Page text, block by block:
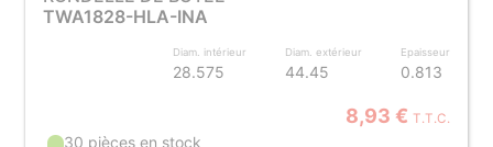
TWA1828-HLA-INA
Diam. intérieur
28.575
Diam. extérieur
44.45
Epaisseur
0.813
8,93 € T.T.C.
30 pièces en stock